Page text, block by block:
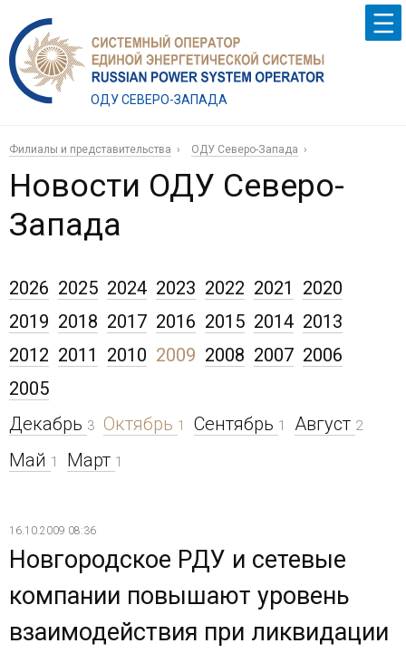
ОДУ СЕВЕРО-ЗАПАДА
Филиалы и представительства ОДУ Северо-Запада
Новости ОДУ Северо-
Запада
2026 2025 2024 2023 2022 2021
2020
2019 2018 2017 2016 2015 2014 2013
2012 2011 2010 2009
Декабрь 3 Октябрь 1 Сентябрь 1 Август 2
Май 1 Март 1
2008 2007 2006
2005
16.10.2009 08:36
Новгородское РДУ и сетевые
компании повышают уровень
взаимодействия при ликвидации